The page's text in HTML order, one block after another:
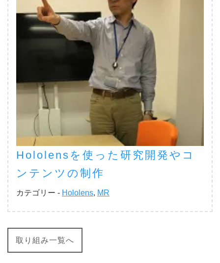
Hololensを使った研究開発やコ
ンテンツの制作
カテゴリー - Hololens, MR
取り組み一覧へ